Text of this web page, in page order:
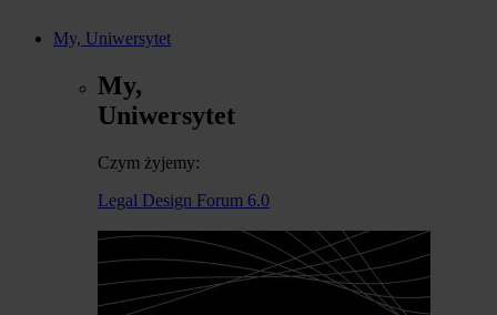
My, Uniwersytet
My,
Uniwersytet
Czym żyjemy:
Legal Design Forum 6.0